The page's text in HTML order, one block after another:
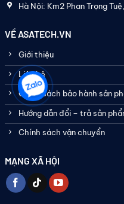
Hà Nội: Km2 Phan Trọng
VỀ ASATECH.VN
Giới thiệu
Liên hệ
Chính sách bảo hành sản
Hướng dẫn đổi – trả sản
Chính sách vận chuyển
MẠNG XÃ HỘI